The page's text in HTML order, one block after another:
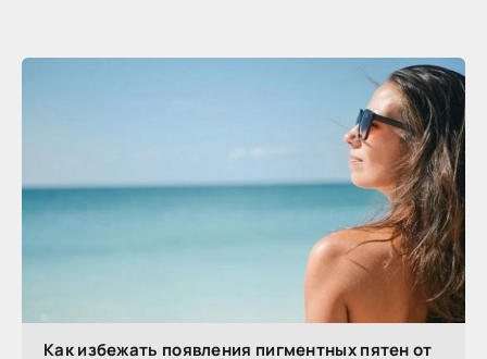
Как избежать появления пигментных пятен от